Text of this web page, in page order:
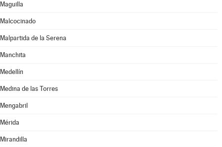
Maguilla
Malcocinado
Malpartida de la Serena
Manchita
Medellín
Medina de las Torres
Mengabril
Mérida
Mirandilla